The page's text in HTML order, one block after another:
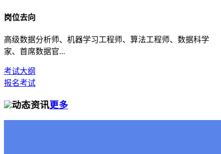
岗位去向
高级数据分析师、机器学习工程师、算法工程师、数据科学
家、首席数据官...
考试大纲
报名考试
动态资讯更多